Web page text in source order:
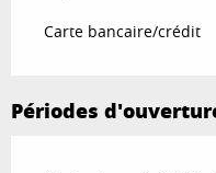
Carte bancaire/crédit
Périodes